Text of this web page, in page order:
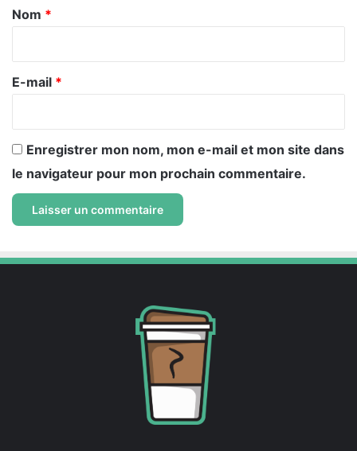
a
e
Nom *
E-mail *
Enregistrer mon nom, mon e-mail et mon site dans
le navigateur pour mon prochain commentaire.